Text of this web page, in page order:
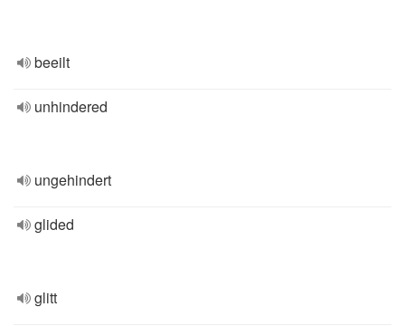
beeilt
unhindered
ungehindert
glided
glitt